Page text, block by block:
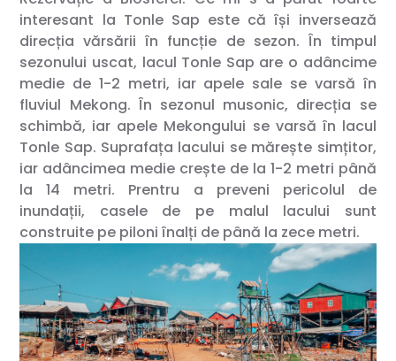
interesant la Tonle Sap este că își inversează
direcția vărsării în funcție de sezon. În timpul
sezonului uscat, lacul Tonle Sap are o adâncime
medie de 1-2 metri, iar apele sale se varsă în
fluviul Mekong. În sezonul musonic, direcția se
schimbă, iar apele Mekongului se varsă în lacul
Tonle Sap. Suprafața lacului se mărește simțitor,
iar adâncimea medie crește de la 1-2 metri până
la 14 metri. Prentru a preveni pericolul de
inundații, casele de pe malul lacului sunt
construite pe piloni înalți de până la zece metri.